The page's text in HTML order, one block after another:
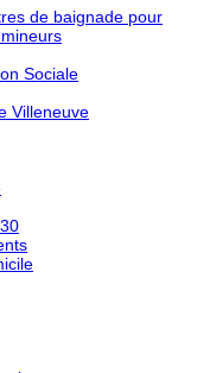
de baignade pour
Sociale
Villeneuve